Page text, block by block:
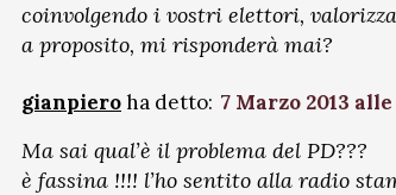
coinvolgendo i vostri elettori,
a proposito, mi risponderà mai?
gianpieroha detto: 7 Marzo 2013 alle
Ma sai qual’è il problema del PD???
è fassina !!!! l’ho sentito alla radio